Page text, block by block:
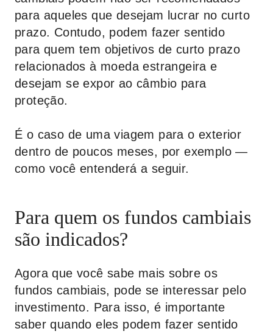
para aqueles que desejam lucrar no curto
prazo. Contudo, podem fazer sentido
para quem tem objetivos de curto prazo
relacionados à moeda estrangeira e
desejam se expor ao câmbio para
proteção.
É o caso de uma viagem para o exterior
dentro de poucos meses, por exemplo —
como você entenderá a seguir.
Para quem os fundos cambiais
são indicados?
Agora que você sabe mais sobre os
fundos cambiais, pode se interessar pelo
investimento. Para isso, é importante
saber quando eles podem fazer sentido